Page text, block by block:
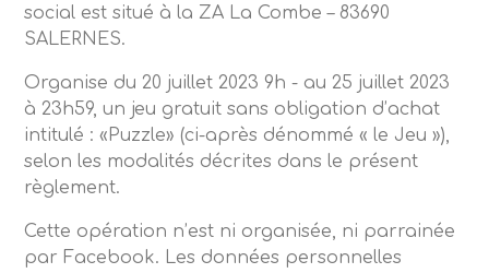
social est situé à la ZA La Combe – 83690
SALERNES.
Organise du 20 juillet 2023 9h - au 25 juillet 2023
à 23h59, un jeu gratuit sans obligation d’achat
intitulé : «Puzzle» (ci-après dénommé « le Jeu »),
selon les modalités décrites dans le présent
règlement.
Cette opération n’est ni organisée, ni parrainée
par Facebook. Les données personnelles